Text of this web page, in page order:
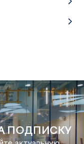
ПОДПИСКУ